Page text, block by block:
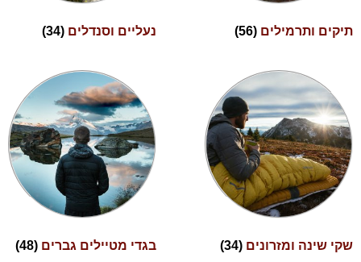
תיקים ותרמילים (56) נעליים וסנדלים (34)
שקי שינה ומזרונים (34) בגדי מטיילים גברים (48)